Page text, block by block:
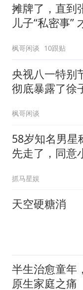
摊牌了，直到
儿子“私密事”
枫哥闲谈 10跟贴
央视八一特别
彻底暴露了徐
枫哥闲谈
58岁知名男星
先走了，同意
抓马星娱
天空硬糖消
半生治愈童年
原生家庭之痛